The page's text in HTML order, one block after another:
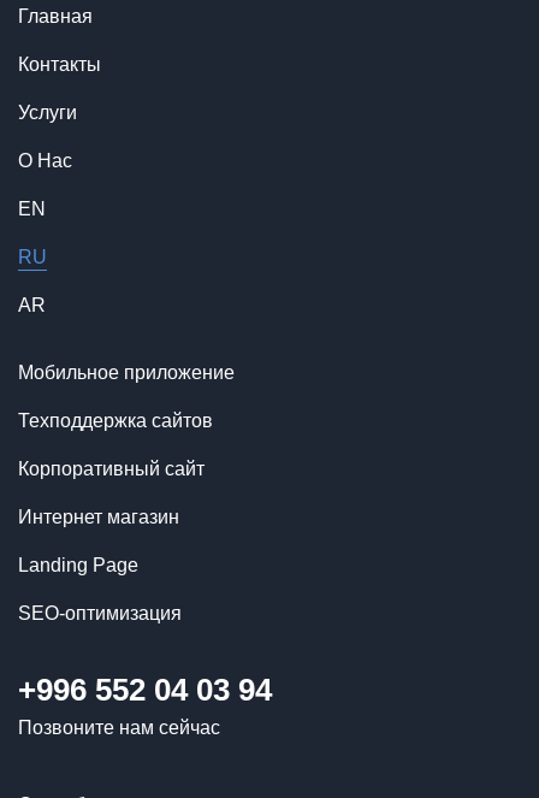
Главная
Контакты
Услуги
О Нас
EN
RU
AR
Мобильное приложение
Техподдержка сайтов
Корпоративный сайт
Интернет магазин
Landing Page
SEO-оптимизация
+996 552 04 03 94
Позвоните нам сейчас